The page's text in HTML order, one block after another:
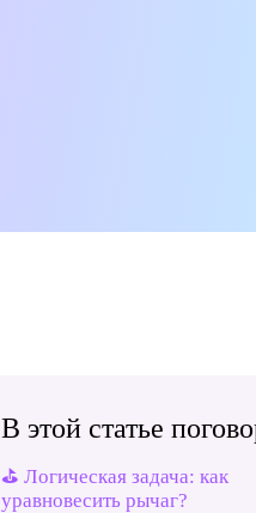
В этой статье
⛳️ Логическая задача: как
уравновесить рычаг?